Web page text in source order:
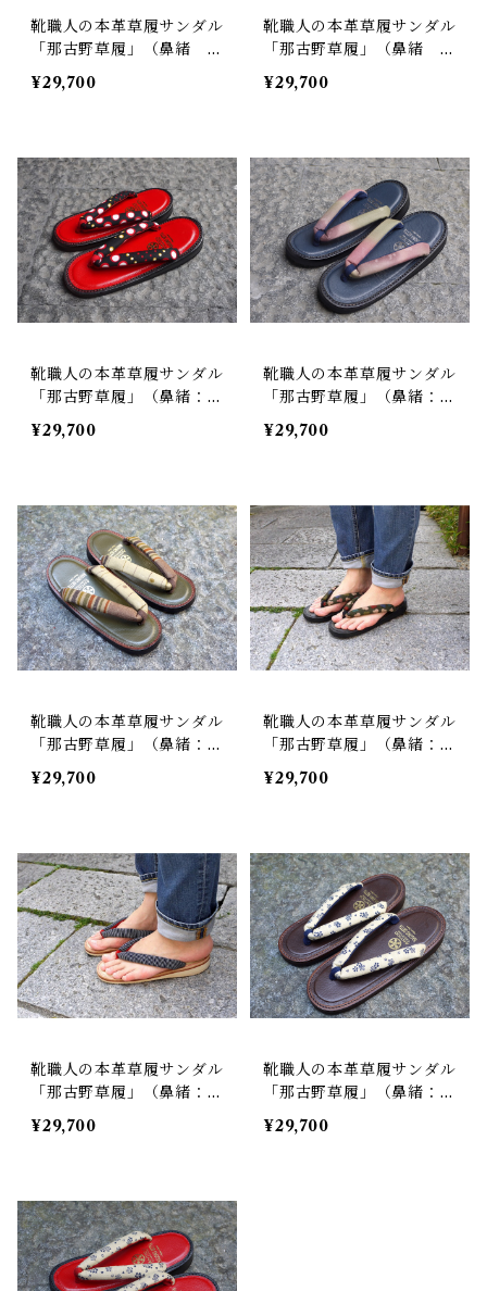
靴職人の本革草履サンダル
「那古野草履」（鼻緒 B
I#009）
¥29,700
靴職人の本革草履サンダル
「那古野草履」（鼻緒 B
I#005）
¥29,700
靴職人の本革草履サンダル
「那古野草履」（鼻緒：S
T#003）
¥29,700
靴職人の本革草履サンダル
「那古野草履」（鼻緒：S
T#009）
¥29,700
靴職人の本革草履サンダル
「那古野草履」（鼻緒：S
T#012)
¥29,700
靴職人の本革草履サンダル
「那古野草履」（鼻緒：S
T#029)
¥29,700
靴職人の本革草履サンダル
「那古野草履」（鼻緒：S
T#034)
¥29,700
靴職人の本革草履サンダル
「那古野草履」（鼻緒：S
T#015)
¥29,700